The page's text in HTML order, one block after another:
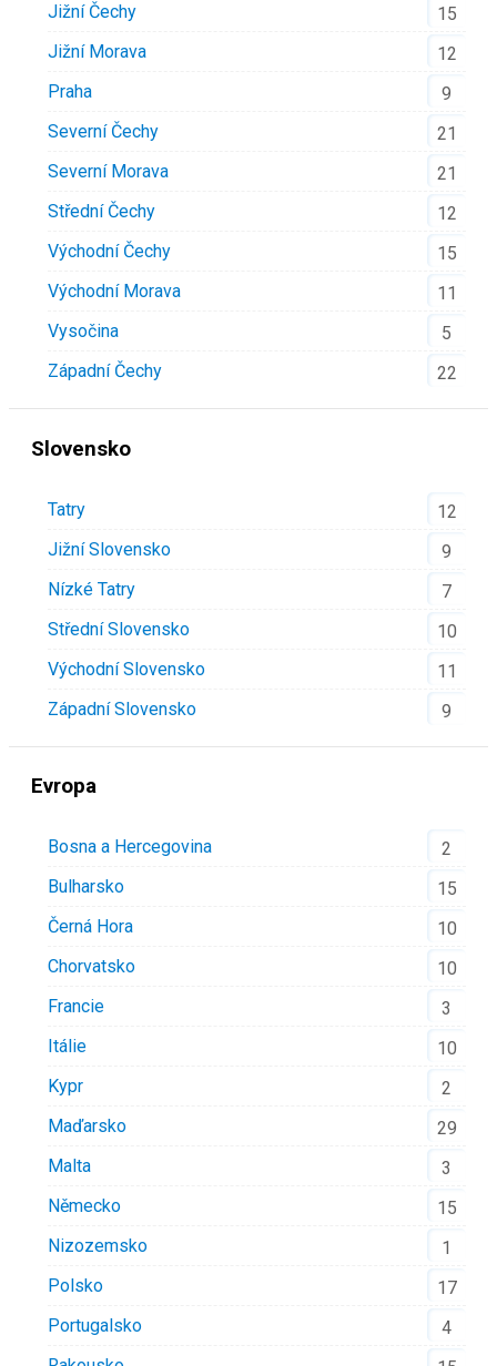
Jižní Čechy
15
Jižní Morava
12
Praha
9
Severní Čechy
21
Severní Morava
21
Střední Čechy
12
Východní Čechy
15
Východní Morava
11
Vysočina
5
Západní Čechy
22
Slovensko
Tatry
12
Jižní Slovensko
9
Nízké Tatry
7
Střední Slovensko
10
Východní Slovensko
11
Západní Slovensko
9
Evropa
Bosna a Hercegovina
2
Bulharsko
15
Černá Hora
10
Chorvatsko
10
Francie
3
Itálie
10
Kypr
2
Maďarsko
29
Malta
3
Německo
15
Nizozemsko
1
Polsko
17
Portugalsko
4